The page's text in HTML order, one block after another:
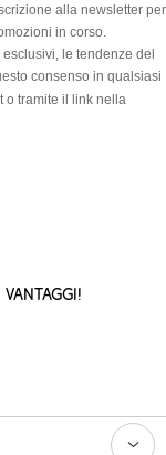
alla newsletter per
in corso.
le tendenze del
consenso in qualsiasi
o tramite il link nella